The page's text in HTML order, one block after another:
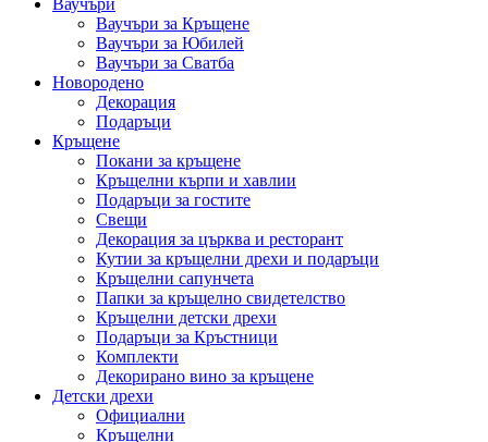
Ваучъри
Ваучъри за Кръщене
Ваучъри за Юбилей
Ваучъри за Сватба
Новородено
Декорация
Подаръци
Кръщене
Покани за кръщене
Кръщелни кърпи и хавлии
Подаръци за гостите
Свещи
Декорация за църква и ресторант
Кутии за кръщелни дрехи и подаръци
Кръщелни сапунчета
Папки за кръщелно свидетелство
Кръщелни детски дрехи
Подаръци за Кръстници
Комплекти
Декорирано вино за кръщене
Детски дрехи
Официални
Кръщелни